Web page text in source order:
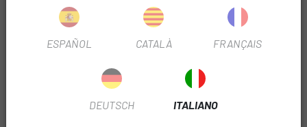
CATENA
KMC X9EPT, 9 velocidades, revestimiento
Shimano Altus de 2 velocidades
SunRace, 9 velocidades, 11-36 dientes
ESPAÑOL CATALÀ FRANÇAIS
DEUTSCH ITALIANO